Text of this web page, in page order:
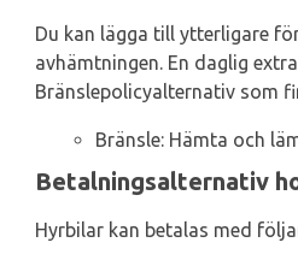
Du kan lägga till ytterligare
avhämtningen. En daglig
Bränslepolicyalternativ som
Bränsle: Hämta och
Betalningsalternativ
Hyrbilar kan betalas med